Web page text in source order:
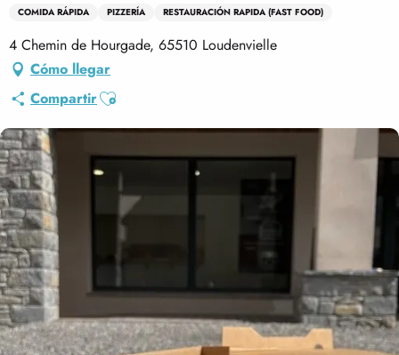
COMIDA RÁPIDA PIZZERÍA RESTAURACIÓN RAPIDA (FAST FOOD)
4 Chemin de Hourgade, 65510 Loudenvielle
Cómo llegar
CompartirAjouter aux favoris